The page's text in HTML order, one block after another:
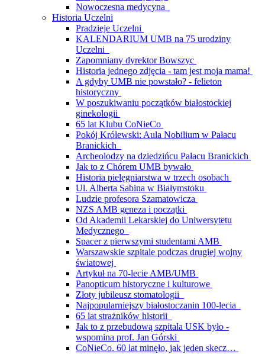
Nowoczesna medycyna
Historia Uczelni
Pradzieje Uczelni
KALENDARIUM UMB na 75 urodziny
Uczelni
Zapomniany dyrektor Bowszyc
Historia jednego zdjęcia - tam jest moja mama!
A gdyby UMB nie powstało? - felieton
historyczny
W poszukiwaniu początków białostockiej
ginekologii
65 lat Klubu CoNieCo
Pokój Królewski: Aula Nobilium w Pałacu
Branickich
Archeolodzy na dziedzińcu Pałacu Branickich
Jak to z Chórem UMB bywało
Historia pielęgniarstwa w trzech osobach
Ul. Alberta Sabina w Białymstoku
Ludzie profesora Szamatowicza
NZS AMB geneza i początki
Od Akademii Lekarskiej do Uniwersytetu
Medycznego
Spacer z pierwszymi studentami AMB
Warszawskie szpitale podczas drugiej wojny
światowej
Artykuł na 70-lecie AMB/UMB
Panopticum historyczne i kulturowe
Złoty jubileusz stomatologii
Najpopularniejszy białostoczanin 100-lecia
65 lat strażników historii
Jak to z przebudową szpitala USK było -
wspomina prof. Jan Górski
CoNieCo. 60 lat minęło, jak jeden skecz…